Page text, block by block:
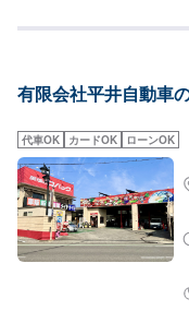
困りごとにお応えし、解決
作業を進めて参ります。常
問い合わせ【2】お見積り【
【4】仕上がり次第納車《パ
OK！オファーの際、使用さ
い。《代車について》お車
を無料でご用意しておりま
ソリン代はお客様にご負担
二水曜日営業時間：
有限会社平井自動車
代車OK カードOK ローンOK